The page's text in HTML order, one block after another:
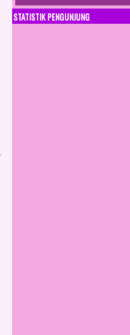
STATISTIK PENGUNJUNG